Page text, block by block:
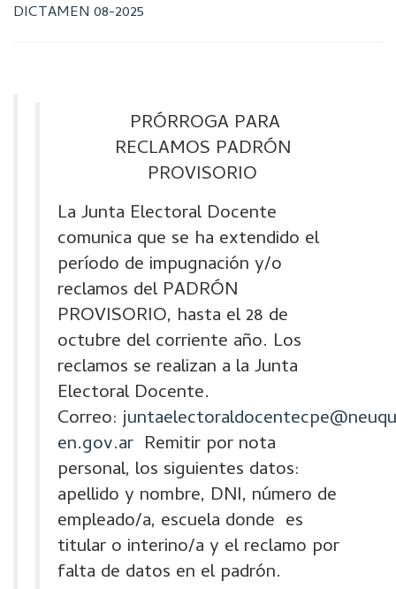
DICTAMEN 08-2025
PRÓRROGA PARA
RECLAMOS PADRÓN
PROVISORIO
La Junta Electoral Docente
comunica que se ha extendido el
período de impugnación y/o
reclamos del PADRÓN
PROVISORIO, hasta el 28 de
octubre del corriente año. Los
reclamos se realizan a la Junta
Electoral Docente.
Correo:juntaelectoraldocentecpe@neuqu
en.gov.ar Remitir por nota
personal, los siguientes datos:
apellido y nombre, DNI, número de
empleado/a, escuela donde es
titular o interino/a y el reclamo por
falta de datos en el padrón.